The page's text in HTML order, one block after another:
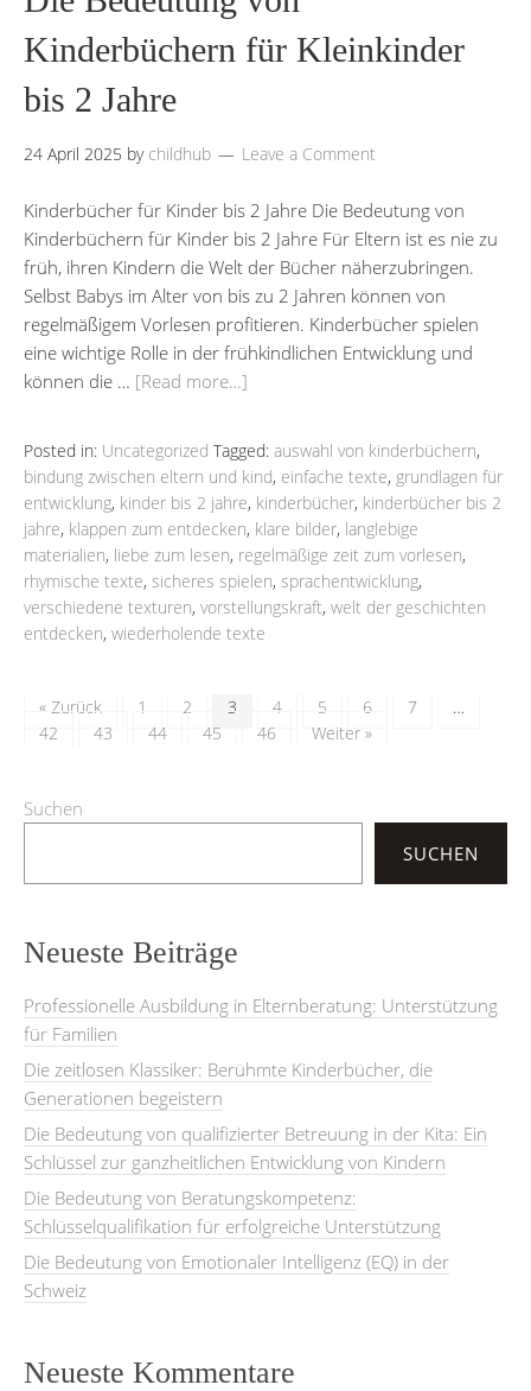
Kinderbüchern für Kleinkinder
bis 2 Jahre
24 April 2025 by childhub Leave a Comment
Kinderbücher für Kinder bis 2 Jahre Die Bedeutung von
Kinderbüchern für Kinder bis 2 Jahre Für Eltern ist es nie zu
früh, ihren Kindern die Welt der Bücher näherzubringen.
Selbst Babys im Alter von bis zu 2 Jahren können von
regelmäßigem Vorlesen profitieren. Kinderbücher spielen
eine wichtige Rolle in der frühkindlichen Entwicklung und
können die … [Read more…]
Posted in: Uncategorized Tagged: auswahl von kinderbüchern,
bindung zwischen eltern und kind, einfache texte, grundlagen für
entwicklung, kinder bis 2 jahre, kinderbücher, kinderbücher bis 2
jahre, klappen zum entdecken, klare bilder, langlebige
materialien, liebe zum lesen, regelmäßige zeit zum vorlesen,
rhymische texte, sicheres spielen, sprachentwicklung,
verschiedene texturen, vorstellungskraft, welt der geschichten
entdecken, wiederholende texte
« Zurück 1 2 3 4 5 6 7
…
42
43 44 45 46 Weiter »
Suchen
SUCHEN
Neueste Beiträge
Professionelle Ausbildung in Elternberatung: Unterstützung
für Familien
Die zeitlosen Klassiker: Berühmte Kinderbücher, die
Generationen begeistern
Die Bedeutung von qualifizierter Betreuung in der Kita: Ein
Schlüssel zur ganzheitlichen Entwicklung von Kindern
Die Bedeutung von Beratungskompetenz:
Schlüsselqualifikation für erfolgreiche Unterstützung
Die Bedeutung von Emotionaler Intelligenz (EQ) in der
Schweiz
Neueste Kommentare